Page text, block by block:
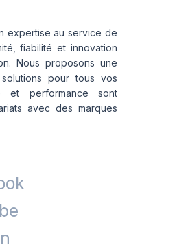
expertise au service de
fiabilité et innovation
Nous proposons une
pour tous vos
et performance sont
avec des marques